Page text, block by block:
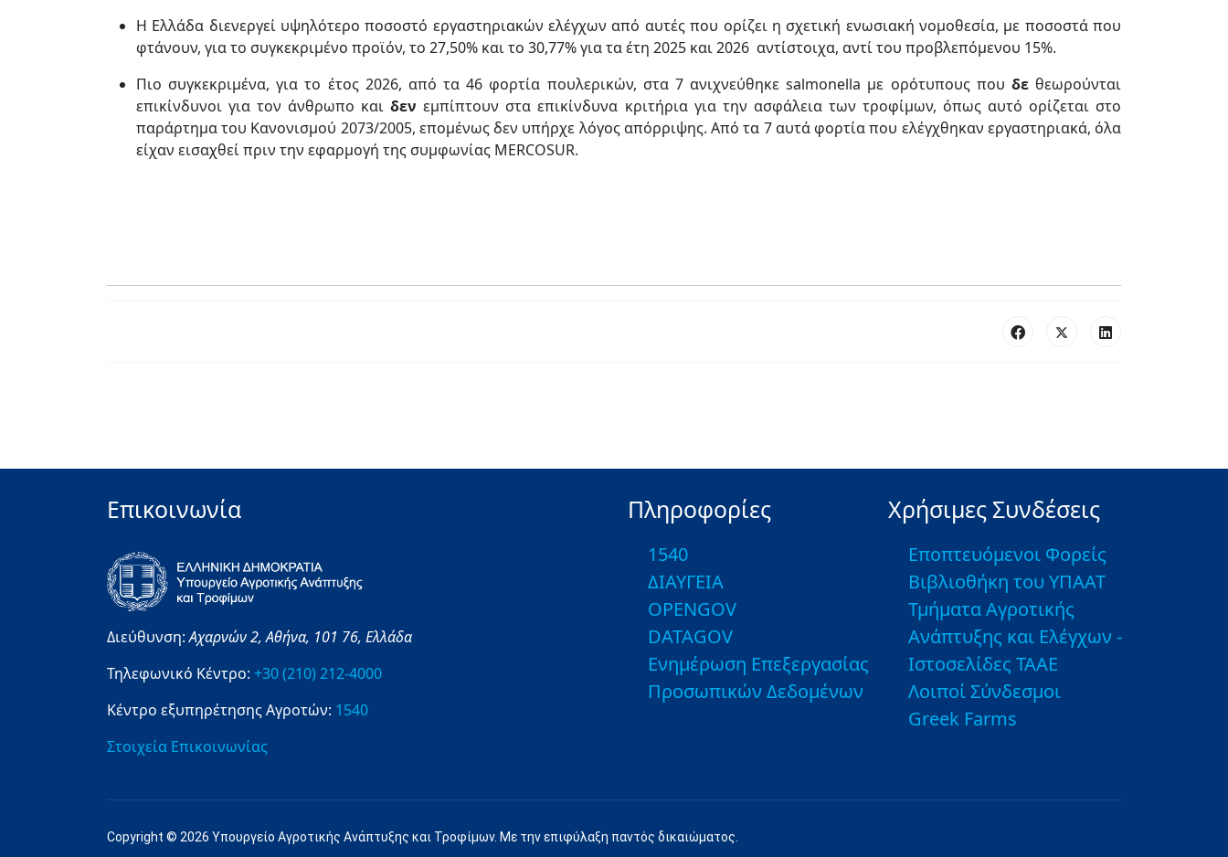
Η Ελλάδα διενεργεί υψηλότερο ποσοστό εργαστηριακών ελέγχων από αυτές που ορίζει η σχετική ενωσιακή νομοθεσία, με ποσοστά που
φτάνουν, για το συγκεκριμένο προϊόν, το 27,50% και το 30,77% για τα έτη 2025 και 2026 αντίστοιχα, αντί του προβλεπόμενου 15%.
Πιο συγκεκριμένα, για το έτος 2026, από τα 46 φορτία πουλερικών, στα 7 ανιχνεύθηκε salmonella με ορότυπους που δεθεωρούνται
επικίνδυνοι για τον άνθρωπο καιδεν εμπίπτουν στα επικίνδυνα κριτήρια για την ασφάλεια των τροφίμων, όπως αυτό ορίζεται στο
παράρτημα του Κανονισμού 2073/2005, επομένως δεν υπήρχε λόγος απόρριψης. Από τα 7 αυτά φορτία που ελέγχθηκαν εργαστηριακά, όλα
είχαν εισαχθεί πριν την εφαρμογή της συμφωνίας MERCOSUR.
Επικοινωνία
Διεύθυνση:Αχαρνών 2,Αθήνα, 101 76, Ελλάδα
Τηλεφωνικό Κέντρο: +30 (210) 212-4000
Κέντρο εξυπηρέτησης Αγροτών: 1540
Στοιχεία Επικοινωνίας
Πληροφορίες
1540
ΔΙΑΥΓΕΙΑ
OPENGOV
DATAGOV
Ενημέρωση Επεξεργασίας
Προσωπικών Δεδομένων
Χρήσιμες Συνδέσεις
Εποπτευόμενοι Φορείς
Βιβλιοθήκη του ΥΠΑΑΤ
Τμήματα Αγροτικής
Ανάπτυξης και Ελέγχων -
Ιστοσελίδες ΤΑΑΕ
Λοιποί Σύνδεσμοι
Greek Farms
Copyright © 2026 Υπουργείο Αγροτικής Ανάπτυξης και Τροφίμων. Με την επιφύλαξη παντός δικαιώματος.